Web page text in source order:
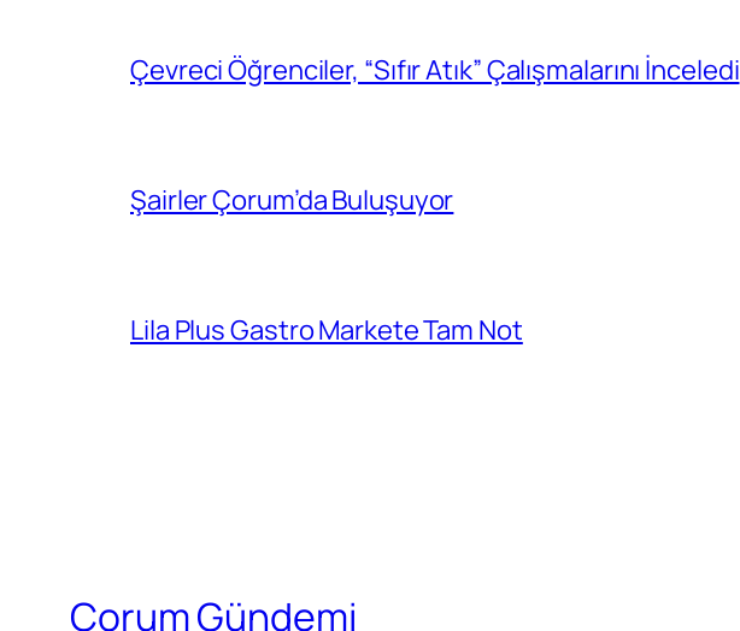
Çevreci Öğrenciler, “Sıfır Atık” Çalışmalarını İnceledi
Şairler Çorum’da Buluşuyor
Lila Plus Gastro Markete Tam Not
Çorum Gündemi